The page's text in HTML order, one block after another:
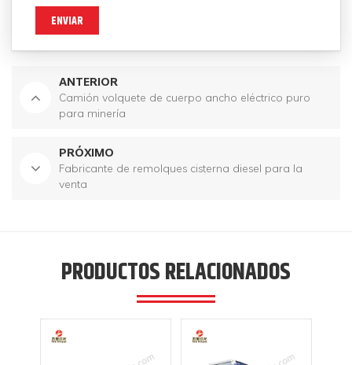
ENVIAR
ANTERIOR
Camión volquete de cuerpo ancho eléctrico puro
para minería
PRÓXIMO
Fabricante de remolques cisterna diesel para la
venta
PRODUCTOS RELACIONADOS